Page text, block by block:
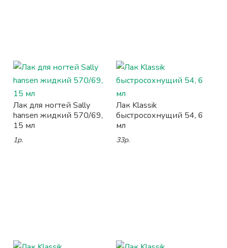
Лак для ногтей Sally
hansen жидкий 570/69,
15 мл
1р.
Лак Klassik
быстросохнущий 54, 6
мл
33р.